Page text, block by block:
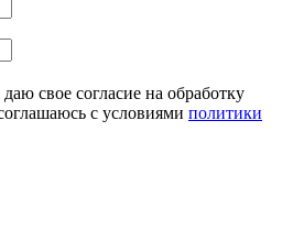
свое согласие на обработку
с условиями политики